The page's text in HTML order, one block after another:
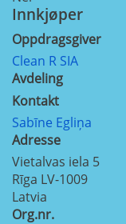
Innkjøper
Oppdragsgiver
Clean R SIA
Avdeling
Kontakt
Sabīne Egliņa
Adresse
Vietalvas iela 5
Rīga LV-1009
Latvia
Org.nr.